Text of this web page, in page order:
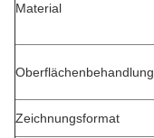
Material
Oberflächenbehandlung
Zeichnungsformat